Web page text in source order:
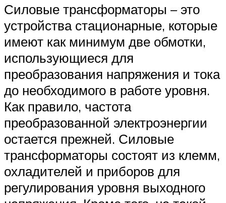
Силовые трансформаторы – это
устройства стационарные, которые
имеют как минимум две обмотки,
использующиеся для
преобразования напряжения и тока
до необходимого в работе уровня.
Как правило, частота
преобразованной электроэнергии
остается прежней. Силовые
трансформаторы состоят из клемм,
охладителей и приборов для
регулирования уровня выходного